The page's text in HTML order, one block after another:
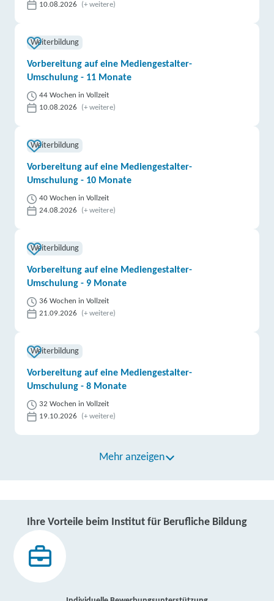
10.08.2026
(+ weitere)
Weiterbildung
Vorbereitung auf eine Mediengestalter-
Umschulung - 11 Monate
44 Wochen in Vollzeit
10.08.2026
(+ weitere)
Weiterbildung
Vorbereitung auf eine Mediengestalter-
Umschulung - 10 Monate
40 Wochen in Vollzeit
24.08.2026
(+ weitere)
Weiterbildung
Vorbereitung auf eine Mediengestalter-
Umschulung - 9 Monate
36 Wochen in Vollzeit
21.09.2026
(+ weitere)
Weiterbildung
Vorbereitung auf eine Mediengestalter-
Umschulung - 8 Monate
32 Wochen in Vollzeit
19.10.2026
(+ weitere)
Mehr anzeigen
Ihre Vorteile beim Institut für Berufliche Bildung